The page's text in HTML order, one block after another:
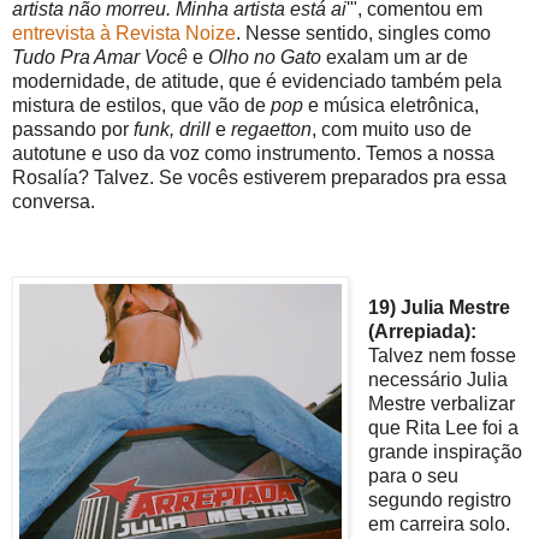
artista não morreu. Minha artista está ai'", comentou em
entrevista à Revista Noize. Nesse sentido, singles como
Tudo Pra Amar Você e Olho no Gato exalam um ar de
modernidade, de atitude, que é evidenciado também pela
mistura de estilos, que vão de pop e música eletrônica,
passando por funk, drill e regaetton, com muito uso de
autotune e uso da voz como instrumento. Temos a nossa
Rosalía? Talvez. Se vocês estiverem preparados pra essa
conversa.
19) Julia Mestre
(Arrepiada):
Talvez nem fosse
necessário Julia
Mestre verbalizar
que Rita Lee foi a
grande inspiração
para o seu
segundo registro
em carreira solo.